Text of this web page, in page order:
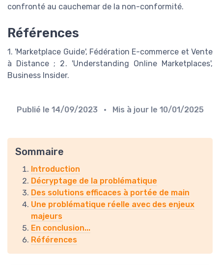
confronté au cauchemar de la non-conformité.
Références
1. 'Marketplace Guide', Fédération E-commerce et Vente
à Distance ; 2. 'Understanding Online Marketplaces',
Business Insider.
Publié le 14/09/2023 • Mis à jour le 10/01/2025
Sommaire
Introduction
Décryptage de la problématique
Des solutions efficaces à portée de main
Une problématique réelle avec des enjeux
majeurs
En conclusion...
Références